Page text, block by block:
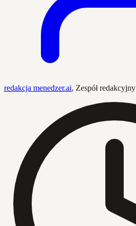
redakcja menedzer.ai, Zespół redakcyjny